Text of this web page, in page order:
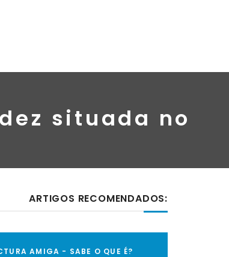
situada no
ARTIGOS RECOMENDADOS:
AMIGA - SABE O QUE É?